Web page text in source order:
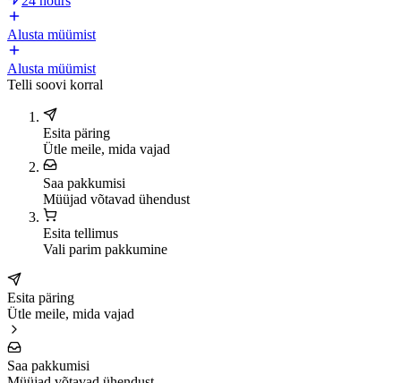
Alusta müümist
Alusta müümist
Telli soovi korral
Esita päring
Ütle meile, mida vajad
Saa pakkumisi
Müüjad võtavad ühendust
Esita tellimus
Vali parim pakkumine
Esita päring
Ütle meile, mida vajad
Saa pakkumisi